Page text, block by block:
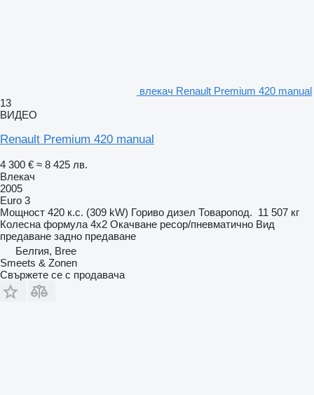
влекач Renault Premium 420 manual
13
ВИДЕО
Renault Premium 420 manual
4 300 € ≈ 8 425 лв.
Влекач
2005
Euro 3
Мощност 420 к.с. (309 kW) Гориво дизел Товаропод. 11 507 кг
Колесна формула 4x2 Окачване ресор/пневматично Вид
предаване задно предаване
Белгия, Bree
Smeets & Zonen
Свържете се с продавача